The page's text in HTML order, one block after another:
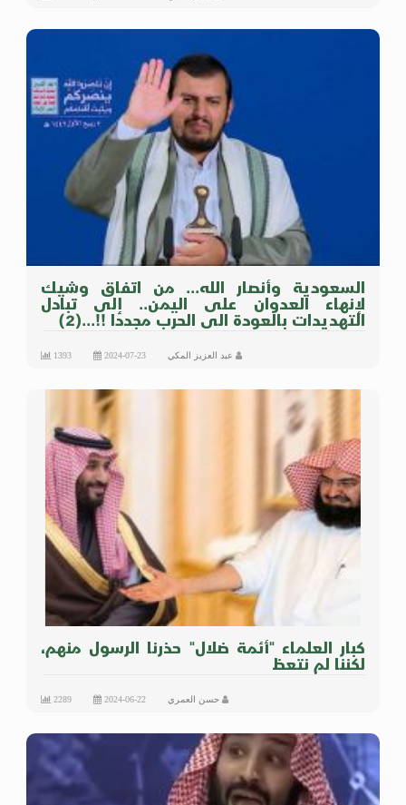
السعودية وأنصار الله... من اتفاق وشيك
لإنهاء العدوان على اليمن.. إلى تبادل
التهديدات بالعودة الى الحرب مجددا !!...(2)
عبد العزيز المكي 2024-07-23
1393
كبار العلماء "أئمة ضلال" حذرنا الرسول منهم،
لكننا لم نتعظ
حسن العمري 2024-06-22
2289